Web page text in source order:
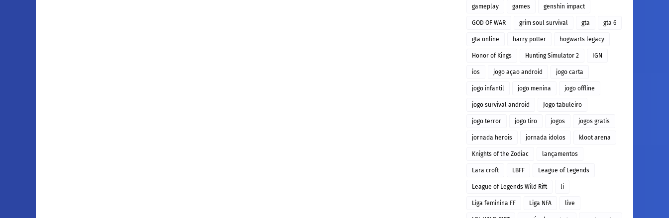
gameplay games genshin impact
GOD OF WAR grim soul survival gta gta 6
gta online harry potter hogwarts legacy
Honor of Kings Hunting Simulator 2 IGN
ios jogo açao android jogo carta
jogo infantil jogo menina jogo offline
jogo survival android Jogo tabuleiro
jogo terror jogo tiro jogos jogos gratis
jornada herois jornada idolos kloot arena
Knights of the Zodiac lançamentos
Lara croft LBFF League of Legends
League of Legends Wild Rift li
Liga feminina FF Liga NFA live